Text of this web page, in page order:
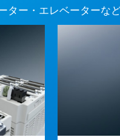
ター・エレベーターな